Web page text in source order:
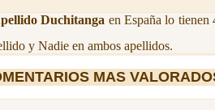
Duchitanga en España lo tienen
y Nadie en ambos apellidos.
MAS